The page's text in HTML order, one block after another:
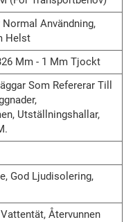
Normal Användning,
Helst
Mm - 1 Mm Tjockt
Som Refererar Till
Utställningshallar,
God Ljudisolering,
Återvunnen